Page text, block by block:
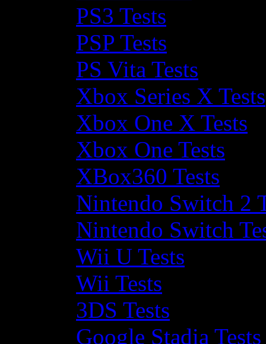
PS3 Tests
PSP Tests
PS Vita Tests
Xbox Series X Tests
Xbox One X Tests
Xbox One Tests
XBox360 Tests
Nintendo Switch 2
Nintendo Switch
Wii U Tests
Wii Tests
3DS Tests
Google Stadia Tests